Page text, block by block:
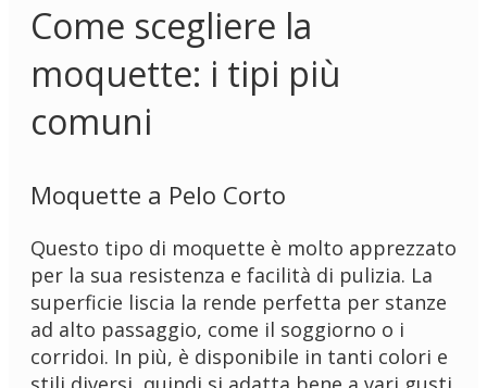
Come scegliere la
moquette: i tipi più
comuni
Moquette a Pelo Corto
Questo tipo di moquette è molto apprezzato
per la sua resistenza e facilità di pulizia. La
superficie liscia la rende perfetta per stanze
ad alto passaggio, come il soggiorno o i
corridoi. In più, è disponibile in tanti colori e